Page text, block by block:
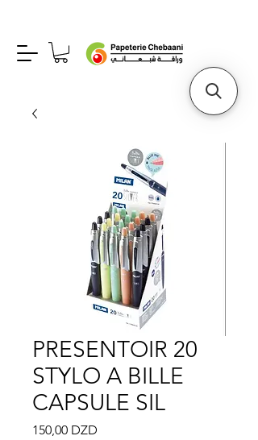
PRESENTOIR 20
STYLO A BILLE
CAPSULE SIL
150,00 DZD